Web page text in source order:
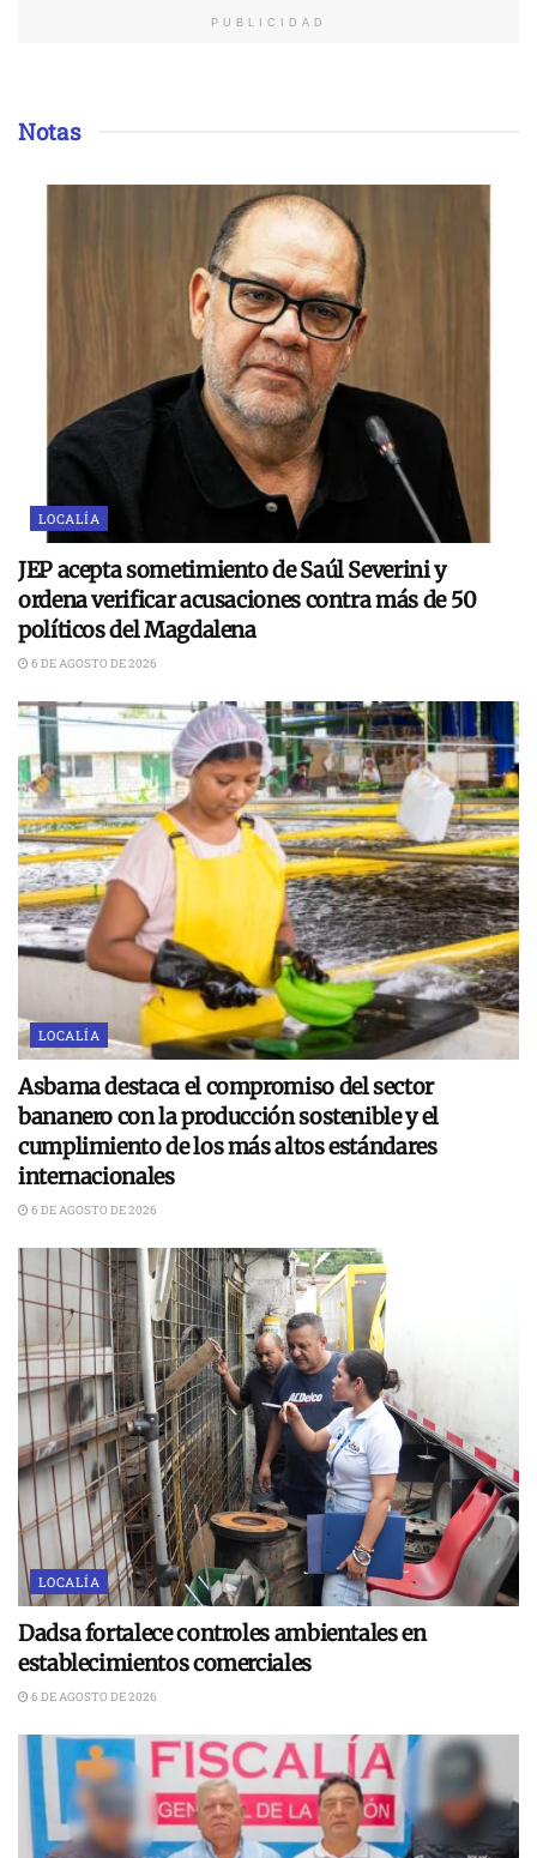
PUBLICIDAD
Notas
LOCALÍA
JEP acepta sometimiento de Saúl Severini y
ordena verificar acusaciones contra más de 50
políticos del Magdalena
6 DE AGOSTO DE 2026
LOCALÍA
Asbama destaca el compromiso del sector
bananero con la producción sostenible y el
cumplimiento de los más altos estándares
internacionales
6 DE AGOSTO DE 2026
LOCALÍA
Dadsa fortalece controles ambientales en
establecimientos comerciales
6 DE AGOSTO DE 2026